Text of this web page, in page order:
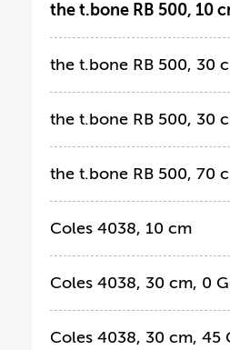
the t.bone RB 500, 10
the t.bone RB 500, 30
the t.bone RB 500, 30
the t.bone RB 500, 70
Coles 4038, 10 cm
Coles 4038, 30 cm, 0
Coles 4038, 30 cm, 45